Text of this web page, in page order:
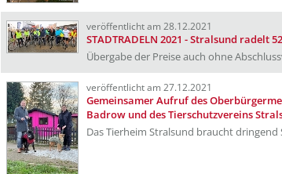
veröffentlicht am 28.12.2021
STADTRADELN 2021 - Stralsund radelt
Übergabe der Preise auch ohne
veröffentlicht am 27.12.2021
Gemeinsamer Aufruf des
Badrow und des Tierschutzvereins
Das Tierheim Stralsund braucht dringend